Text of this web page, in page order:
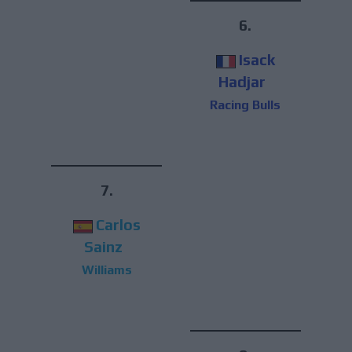
6.
Isack
Hadjar
Racing Bulls
7.
Carlos
Sainz
Williams